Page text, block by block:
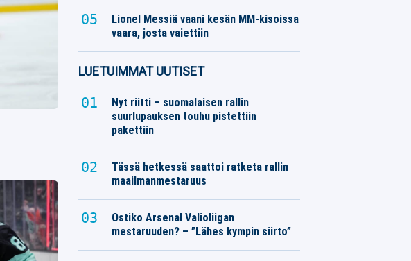
Lionel Messiä vaani kesän MM-kisoissa
vaara, josta vaiettiin
LUETUIMMAT UUTISET
Nyt riitti – suomalaisen rallin
suurlupauksen touhu pistettiin
pakettiin
Tässä hetkessä saattoi ratketa rallin
maailmanmestaruus
Ostiko Arsenal Valioliigan
mestaruuden? – ”Lähes kympin siirto”